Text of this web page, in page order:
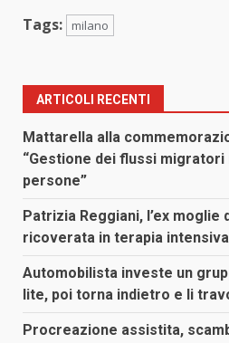
Tags: milano
ARTICOLI RECENTI
Mattarella alla
“Gestione dei flussi
persone”
Patrizia Reggiani, l’ex moglie
ricoverata in terapia
Automobilista investe un
lite, poi torna indietro e li
Procreazione assistita,